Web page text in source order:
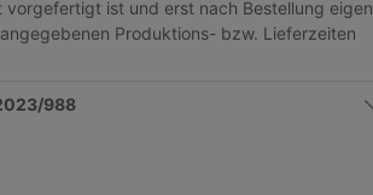
vorgefertigt ist und erst nach Bestellung
Produktions- bzw. Lieferzeiten
988